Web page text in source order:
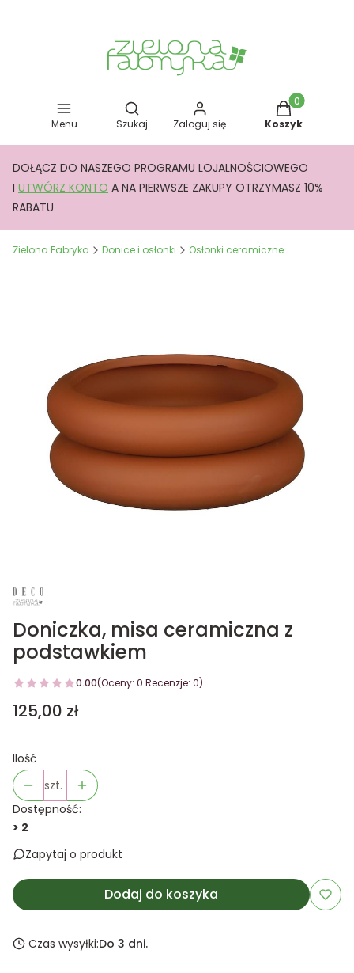
Menu
Otwórz wyszukiwarkę
Szukaj Zaloguj się
Produkty w
Koszyk
DOŁĄCZ DO NASZEGO PROGRAMU LOJALNOŚCIOWEGO
I UTWÓRZ KONTO A NA PIERWSZE ZAKUPY OTRZYMASZ 10%
RABATU
Zielona Fabryka Donice i osłonki Osłonki ceramiczne
Doniczka, misa ceramiczna z
podstawkiem
0.00(Oceny: 0 Recenzje: 0)
Cena
125,00 zł
Ilość
szt.
Dostępność:
> 2
Zapytaj o produkt
Dodaj do koszyka
Czas wysyłki:Do 3 dni.